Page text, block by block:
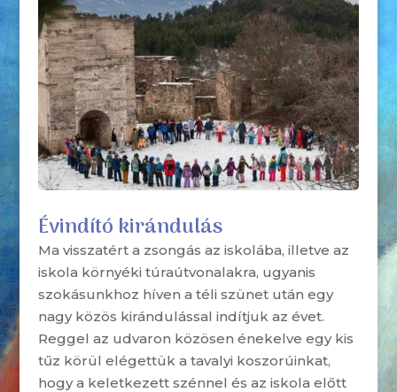
Évindító kirándulás
Ma visszatért a zsongás az iskolába, illetve az
iskola környéki túraútvonalakra, ugyanis
szokásunkhoz híven a téli szünet után egy
nagy közös kirándulással indítjuk az évet.
Reggel az udvaron közösen énekelve egy kis
tűz körül elégettük a tavalyi koszorúinkat,
hogy a keletkezett szénnel és az iskola előtt